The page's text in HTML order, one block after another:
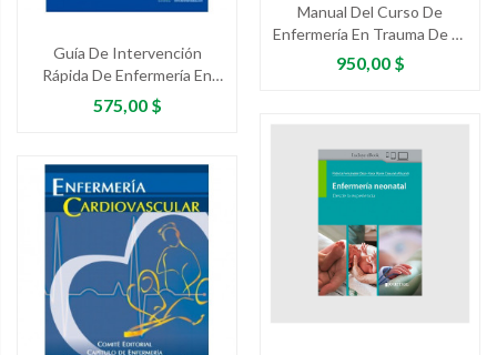
Guía De Intervención
Rápida De Enfermería En
Cuidados Intensivos
Precio
575,00 $
Manual Del Curso De
Enfermería En Trauma De La
Sociedad Panamericana De
Trauma
Precio
950,00 $